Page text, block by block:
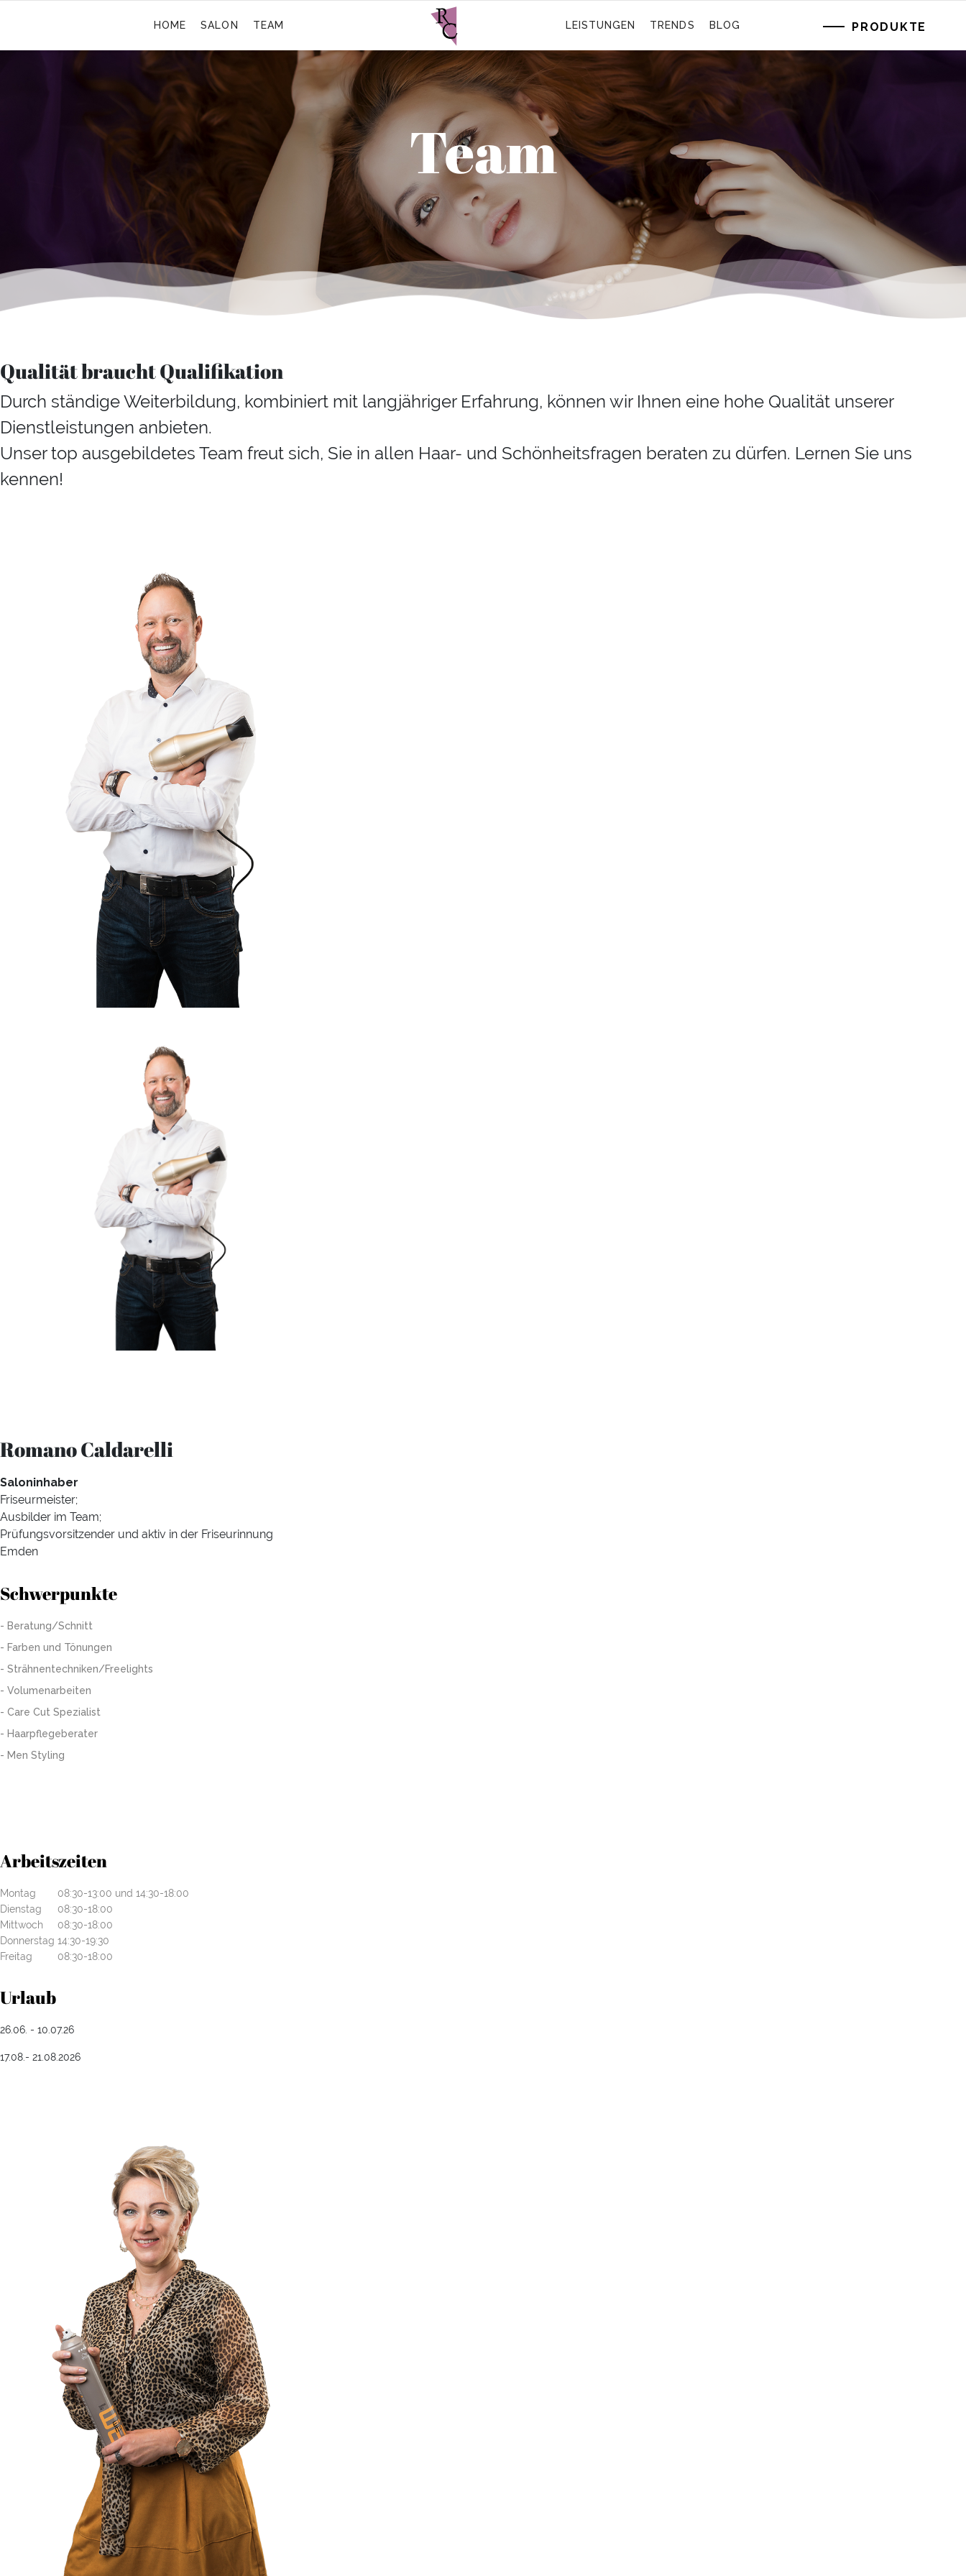
HOME SALON TEAM LEISTUNGEN TRENDS BLOG PRODUKTE
Team
Qualität braucht Qualifikation
Durch ständige Weiterbildung, kombiniert mit langjähriger Erfahrung, können wir Ihnen eine hohe Qualität unserer
Dienstleistungen anbieten.
Unser top ausgebildetes Team freut sich, Sie in allen Haar- und Schönheitsfragen beraten zu dürfen. Lernen Sie uns
kennen!
Romano Caldarelli
Saloninhaber
Friseurmeister;
Ausbilder im Team;
Prüfungsvorsitzender und aktiv in der Friseurinnung
Emden
Schwerpunkte
- Beratung/Schnitt
- Farben und Tönungen
- Strähnentechniken/Freelights
- Volumenarbeiten
- Care Cut Spezialist
- Haarpflegeberater
- Men Styling
Arbeitszeiten
Montag
08:30-13:00 und 14:30-18:00
Dienstag
08:30-18:00
Mittwoch
08:30-18:00
Donnerstag 14:30-19:30
Freitag
08:30-18:00
Urlaub
26.06. - 10.07.26
17.08.- 21.08.2026